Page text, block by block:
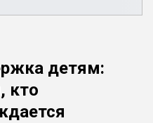
детям:
кто